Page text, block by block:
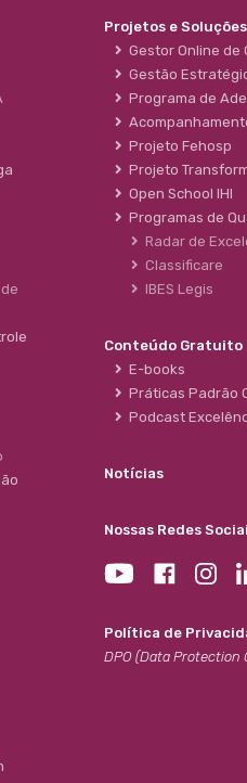
Projetos e Soluções
Gestor Online de
Gestão
Programa de
Projeto Fehosp
Projeto
Open School IHI
Programas de
Radar de
Classificare
IBES Legis
Conteúdo Gratuito
E-books
Práticas Padrão
Podcast
Notícias
Nossas Redes
Política de
DPO (Data Protection